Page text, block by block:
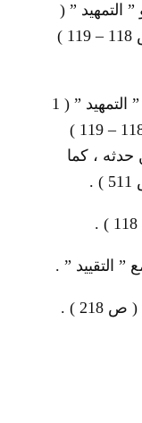
” ( ص 511 ) و ” التمهيد ” (
1 / 15 ) و ” جامع التحصيل ” ( ص 118 – 119 )
” الكفاية ” ( ص 518 ) وانظر ” التمهيد ” ( 1
/ 15 ) و ” جامع التحصيل ” ( ص 118 – 119 )
حدثه ، كما